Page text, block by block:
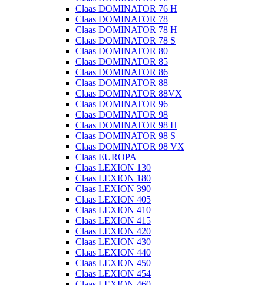
Claas DOMINATOR 76 H
Claas DOMINATOR 78
Claas DOMINATOR 78 H
Claas DOMINATOR 78 S
Claas DOMINATOR 80
Claas DOMINATOR 85
Claas DOMINATOR 86
Claas DOMINATOR 88
Claas DOMINATOR 88VX
Claas DOMINATOR 96
Claas DOMINATOR 98
Claas DOMINATOR 98 H
Claas DOMINATOR 98 S
Claas DOMINATOR 98 VX
Claas EUROPA
Claas LEXION 130
Claas LEXION 180
Claas LEXION 390
Claas LEXION 405
Claas LEXION 410
Claas LEXION 415
Claas LEXION 420
Claas LEXION 430
Claas LEXION 440
Claas LEXION 450
Claas LEXION 454